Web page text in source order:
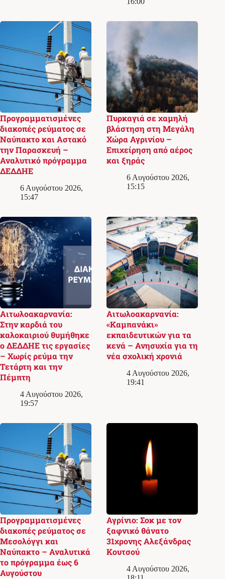
Προγραμματισμένες
διακοπές ρεύματος σε
Ναύπακτο και Αστακό
την Παρασκευή –
Αναλυτικό πρόγραμμα
ΔΕΔΔΗΕ
6 Αυγούστου 2026,
15:47
Πυρκαγιά σε χαμηλή
βλάστηση στη Μεγάλη
Χώρα Αγρινίου –
Επιχείρηση από αέρος
και ξηράς
6 Αυγούστου 2026,
15:15
Αιτωλοακαρνανία:
Στην καρδιά του
καλοκαιριού θυμήθηκε
ο ΔΕΔΔΗΕ τις εργασίες
– Χωρίς ρεύμα την
Τετάρτη και την
Πέμπτη
4 Αυγούστου 2026,
19:57
Αιτωλοακαρνανία:
«Καμπανάκι»
εκπαιδευτικών για τα
κενά – Ανησυχία για τη
νέα σχολική χρονιά
4 Αυγούστου 2026,
19:41
Προγραμματισμένες
διακοπές ρεύματος σε
Μεσολόγγι και
Ναύπακτο – Αναλυτικά
το πρόγραμμα έως 6
Αυγούστου
Αγρίνιο: Σοκ με τον
ξαφνικό θάνατο
31χρονης Αλεξάνδρας
Κουτσού
4 Αυγούστου 2026,